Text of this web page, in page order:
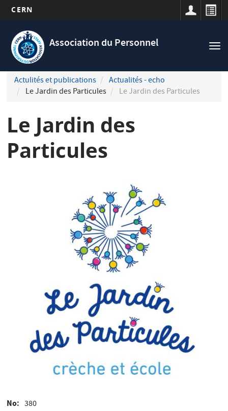
contenu
principal
CERN
Association du Personnel
Navigation
principale
Actulités et publications
Actualités - echo
Le Jardin des Particules
Le Jardin des Particules
Le Jardin des
Particules
No 380